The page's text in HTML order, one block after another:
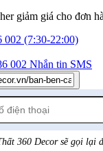
giảm giá cho đơn
002 (7:30-22:00)
002 Nhắn tin SMS
360 Decor sẽ gọi lại